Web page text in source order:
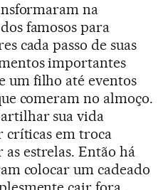
na
famosos para
cada passo de suas
importantes
um filho até eventos
comeram no almoço.
sua vida
críticas em troca
estrelas. Então há
colocar um cadeado